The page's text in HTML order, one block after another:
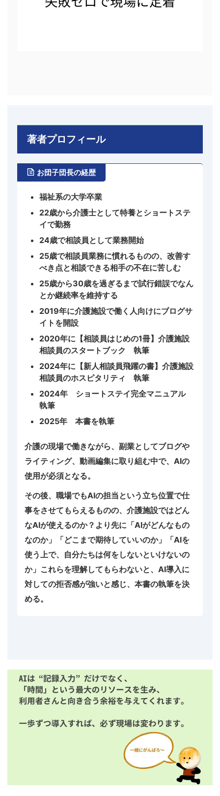
著者プロフィール
お団子団長の経歴
福祉系の大学卒業
22歳から介護士として特養とショートステ
イで勤務
24歳で相談員として業務開始
25歳で相談員業務に慣れるものの、改善す
べき点と相談できる相手の不在に苦しむ
25歳から30歳を過ぎるまで試行錯誤でなん
とか継続率を維持する
2019年に介護施設で働く人向けにブログサ
イトを開設
2020年に【相談員はじめの1冊】介護施設
相談員のスタートブック 執筆
2024年に【新人相談員飛躍の書】介護施設
相談員のホスピタリティ 執筆
2024年 ショートステイ完全マニュアル
執筆
2025年 本書を執筆
介護の現場で働きながら、副業としてブログや
ライティング、動画編集に取り組む中で、AIの
使用が必須となる。
その後、職場でもAIの担当という立ち位置で仕
事をさせてもらえるものの、介護施設ではどん
なAIが使えるのか？より先に「AIがどんなもの
なのか」「どこまで期待していいのか」「AIを
使う上で、自分たちは何をしないといけないの
か」これらを理解してもらわないと、AI導入に
対しての拒否感が強いと感じ、本書の執筆を決
める。